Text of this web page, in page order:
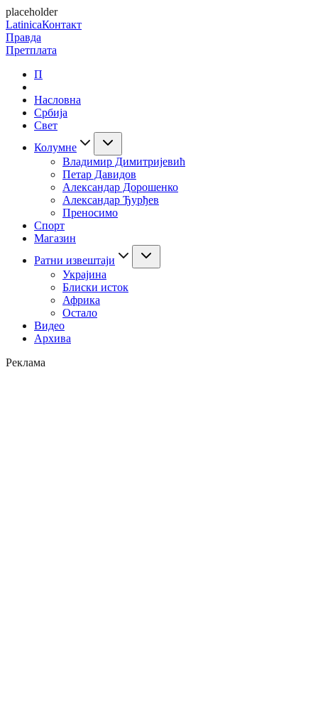
placeholder
LatinicaКонтакт
Правда
Претплата
П
Насловна
Србија
Свет
Колумне
Владимир Димитријевић
Петар Давидов
Александар Дорошенко
Александар Ђурђев
Преносимо
Спорт
Магазин
Ратни извештаји
Украјина
Блиски исток
Африка
Остало
Видео
Архива
Реклама